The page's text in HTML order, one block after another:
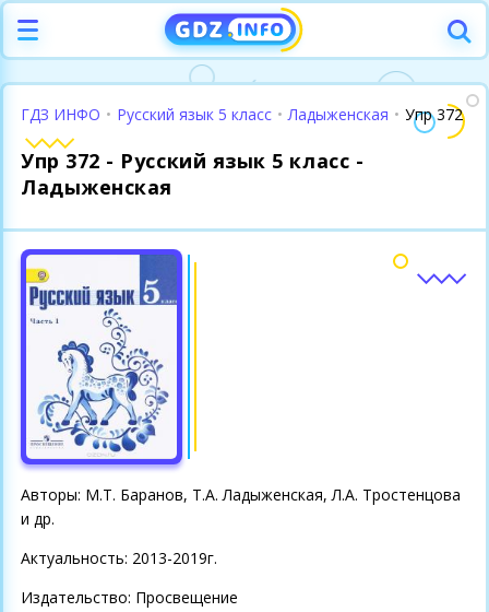
ГДЗ ИНФО • Русский язык 5 класс • Ладыженская • Упр 372
Упр 372 - Русский язык 5 класс -
Ладыженская
Авторы: М.Т. Баранов, Т.А. Ладыженская, Л.А. Тростенцова
и др.
Актуальность: 2013-2019г.
Издательство: Просвещение